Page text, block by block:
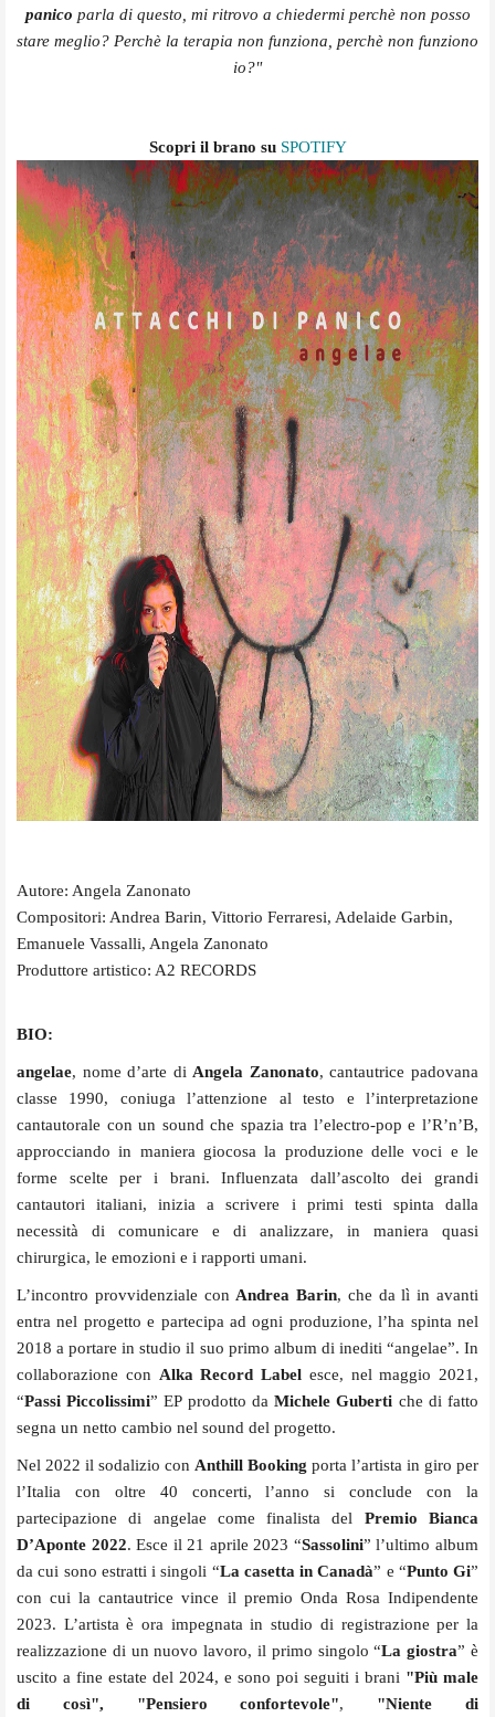
panico parla di questo, mi ritrovo a chiedermi perchè non posso
stare meglio? Perchè la terapia non funziona, perchè non funziono
io?"
Scopri il brano su SPOTIFY
Autore: Angela Zanonato
Compositori: Andrea Barin, Vittorio Ferraresi, Adelaide Garbin,
Emanuele Vassalli, Angela Zanonato
Produttore artistico: A2 RECORDS
BIO:
angelae, nome d’arte di Angela Zanonato, cantautrice padovana
classe 1990, coniuga l’attenzione al testo e l’interpretazione
cantautorale con un sound che spazia tra l’electro-pop e l’R’n’B,
approcciando in maniera giocosa la produzione delle voci e le
forme scelte per i brani. Influenzata dall’ascolto dei grandi
cantautori italiani, inizia a scrivere i primi testi spinta dalla
necessità di comunicare e di analizzare, in maniera quasi
chirurgica, le emozioni e i rapporti umani.
L’incontro provvidenziale con Andrea Barin, che da lì in avanti
entra nel progetto e partecipa ad ogni produzione, l’ha spinta nel
2018 a portare in studio il suo primo album di inediti “angelae”. In
collaborazione con Alka Record Label esce, nel maggio 2021,
“Passi Piccolissimi” EP prodotto daMichele Guberti che di fatto
segna un netto cambio nel sound del progetto.
Nel 2022 il sodalizio con Anthill Booking porta l’artista in giro per
l’Italia con oltre 40 concerti, l’anno si conclude con la
partecipazione di angelae come finalista del Premio Bianca
D’Aponte 2022. Esce il 21 aprile 2023 “Sassolini” l’ultimo album
da cui sono estratti i singoli “La casetta in Canadà” e “Punto Gi”
con cui la cantautrice vince il premio Onda Rosa Indipendente
2023. L’artista è ora impegnata in studio di registrazione per la
realizzazione di un nuovo lavoro, il primo singolo “La giostra” è
uscito a fine estate del 2024, e sono poi seguiti i brani "Più male
di così", "Pensiero confortevole", "Niente di